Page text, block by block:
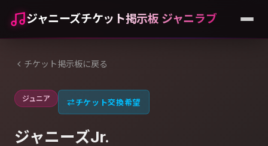
ジャニーズチケット掲示板 ジャニラブ
チケット掲示板に戻る
ジュニア ⇄チケット交換希望
ジャニーズJr.